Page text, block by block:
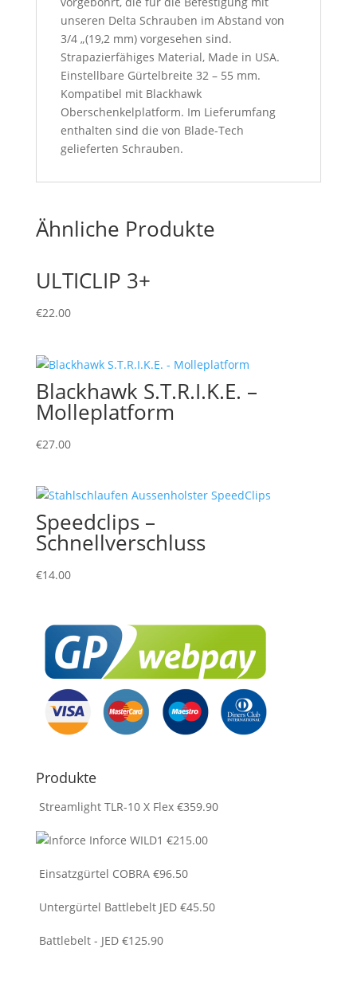
unseren Delta Schrauben im Abstand von
3/4 „(19,2 mm) vorgesehen sind.
Strapazierfähiges Material, Made in USA.
Einstellbare Gürtelbreite 32 – 55 mm.
Kompatibel mit Blackhawk
Oberschenkelplatform. Im Lieferumfang
enthalten sind die von Blade-Tech
gelieferten Schrauben.
Ähnliche Produkte
ULTICLIP 3+
€22.00
Blackhawk S.T.R.I.K.E. –
Molleplatform
€27.00
Speedclips –
Schnellverschluss
€14.00
Produkte
Streamlight TLR-10 X Flex €359.90
Inforce WILD1 €215.00
Einsatzgürtel COBRA €96.50
Untergürtel Battlebelt JED €45.50
Battlebelt - JED €125.90